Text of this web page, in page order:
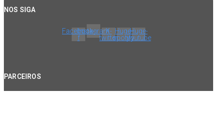
NOS SIGA
Facebook-
f
InstagramX-
twitter
Huge-
spotify
Huge-
youtube
PARCEIROS